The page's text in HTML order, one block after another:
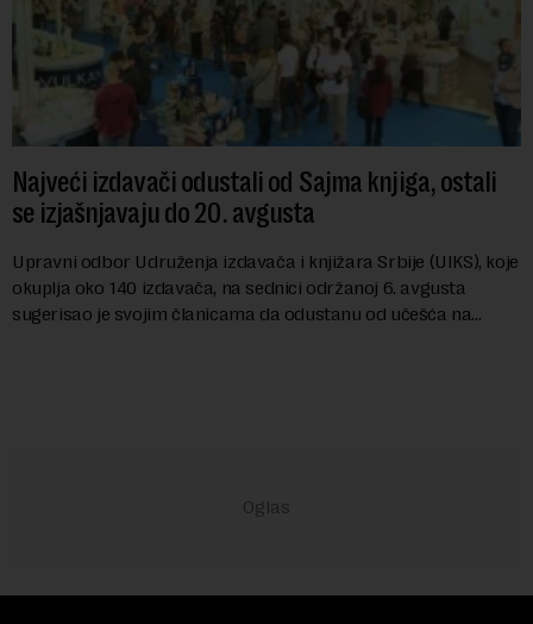
Najveći izdavači odustali od Sajma knjiga, ostali
se izjašnjavaju do 20. avgusta
Upravni odbor Udruženja izdavača i knjižara Srbije (UIKS), koje
okuplja oko 140 izdavača, na sednici održanoj 6. avgusta
sugerisao je svojim članicama da odustanu od učešća na